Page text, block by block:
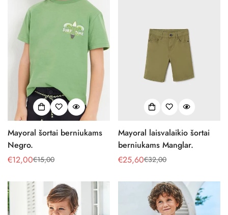
Mayoral šortai berniukams
Negro.
Pardavimo
€12,00
Reguliari€15,00
Mayoral laisvalaikio šortai
berniukams Manglar.
Pardavimo
€25,60
Reguliari€32,00